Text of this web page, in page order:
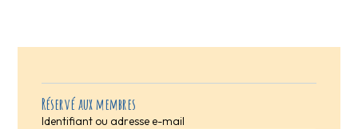
Réservé aux membres
Identifiant ou adresse e-mail